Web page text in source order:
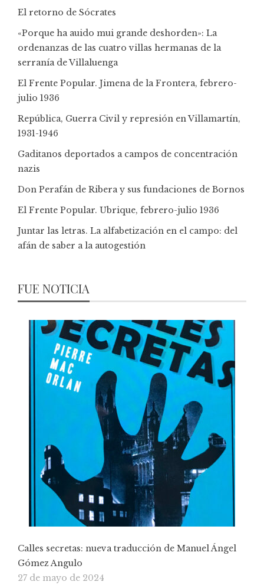
El retorno de Sócrates
«Porque ha auido mui grande deshorden»: La
ordenanzas de las cuatro villas hermanas de la
serranía de Villaluenga
El Frente Popular. Jimena de la Frontera, febrero-
julio 1936
República, Guerra Civil y represión en Villamartín,
1931-1946
Gaditanos deportados a campos de concentración
nazis
Don Perafán de Ribera y sus fundaciones de Bornos
El Frente Popular. Ubrique, febrero-julio 1936
Juntar las letras. La alfabetización en el campo: del
afán de saber a la autogestión
FUE NOTICIA
Calles secretas: nueva traducción de Manuel Ángel
Gómez Angulo
27 de mayo de 2024